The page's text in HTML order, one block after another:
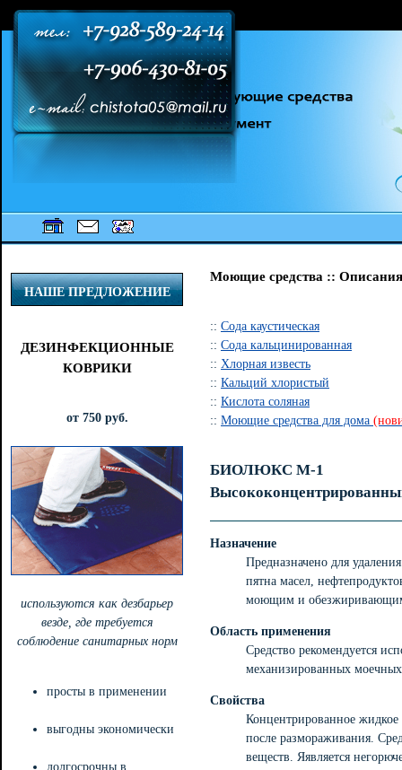
[an error occurred while processing this directive] [an error occurred while
processing this directive] [an error occurred while processing this directive]
НАШЕ ПРЕДЛОЖЕНИЕ
ДЕЗИНФЕКЦИОННЫЕ
КОВРИКИ
от 750 руб.
используются как дезбарьер
везде, где требуется
соблюдение санитарных норм
просты в применении
выгодны экономически
долгосрочны в
Моющие средства ::
:: Сода каустическая
:: Сода кальцинированная
:: Хлорная известь
:: Кальций хлористый
:: Кислота соляная
:: Моющие средства для дома
БИОЛЮКС М-1
Назначение
Предназначено для
пятна масел,
моющим и
Область применения
Средство рекомендуется
механизированных моечных
Свойства
Концентрированное жидкое
после размораживания.
веществ. Яявляется